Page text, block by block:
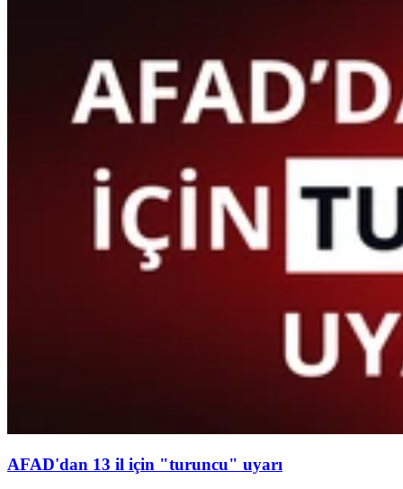
AFAD'dan 13 il için "turuncu" uyarı